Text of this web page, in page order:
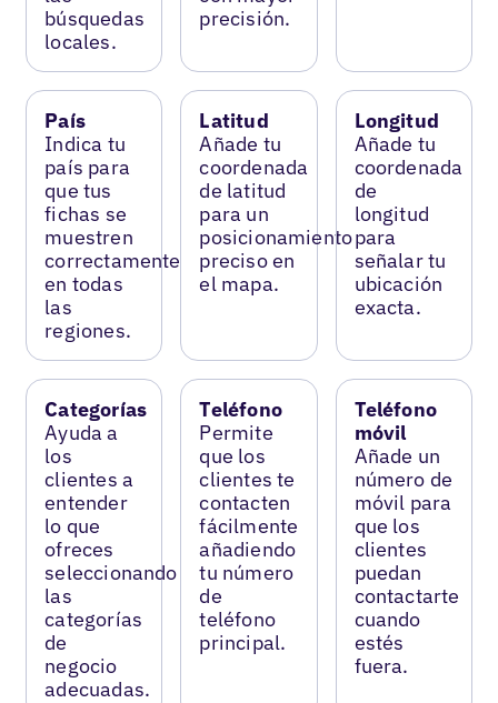
búsquedas
locales.
precisión.
País
Indica tu
país para
que tus
fichas se
muestren
correctamente
en todas
las
regiones.
Latitud
Añade tu
coordenada
de latitud
para un
posicionamiento
preciso en
el mapa.
Longitud
Añade tu
coordenada
de
longitud
para
señalar tu
ubicación
exacta.
Categorías
Ayuda a
los
clientes a
entender
lo que
ofreces
seleccionando
las
categorías
de
negocio
adecuadas.
Teléfono
Permite
que los
clientes te
contacten
fácilmente
añadiendo
tu número
de
teléfono
principal.
Teléfono
móvil
Añade un
número de
móvil para
que los
clientes
puedan
contactarte
cuando
estés
fuera.